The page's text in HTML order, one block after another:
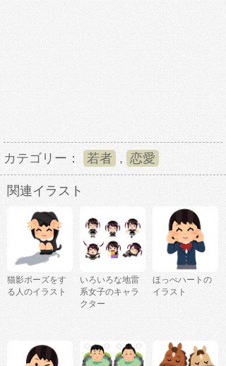
カテゴリー： 若者 , 恋愛
関連イラスト
猫影ポーズをす
る人のイラスト
いろいろな地雷
系女子のキャラ
クター
ほっぺハートの
イラスト